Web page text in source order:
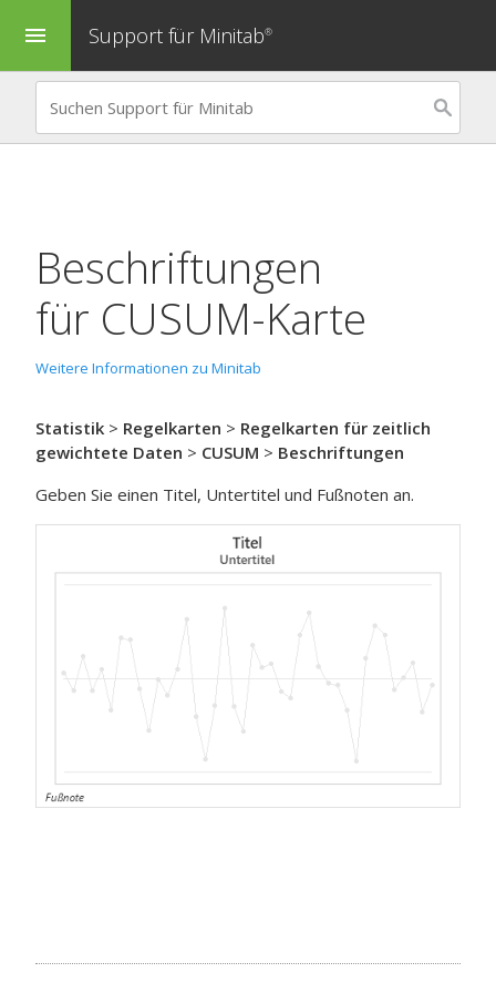
menu Support für Minitab®
Beschriftungen
für CUSUM-Karte
Weitere Informationen zu Minitab
Statistik > Regelkarten > Regelkarten für zeitlich
gewichtete Daten > CUSUM > Beschriftungen
Geben Sie einen Titel, Untertitel und Fußnoten an.